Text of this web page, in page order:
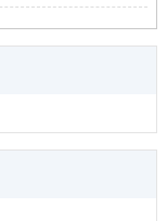
沐浴、修饰垣
统的祭祖节日 -素